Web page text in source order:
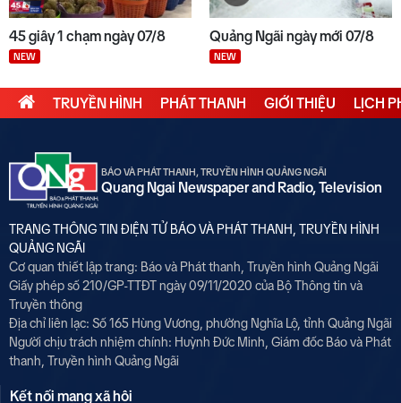
45 giây 1 chạm ngày 07/8
NEW
Quảng Ngãi ngày mới 07/8
NEW
TRUYỀN HÌNH PHÁT THANH GIỚI THIỆU LỊCH
BÁO VÀ PHÁT THANH, TRUYỀN HÌNH QUẢNG NGÃI
Quang Ngai Newspaper and Radio, Television
TRANG THÔNG TIN ĐIỆN TỬ BÁO VÀ PHÁT THANH, TRUYỀN HÌNH
QUẢNG NGÃI
Cơ quan thiết lập trang: Báo và Phát thanh, Truyền hình Quảng Ngãi
Giấy phép số 210/GP-TTĐT ngày 09/11/2020 của Bộ Thông tin và
Truyền thông
Địa chỉ liên lạc: Số 165 Hùng Vương, phường Nghĩa Lộ, tỉnh Quảng Ngãi
Người chịu trách nhiệm chính: Huỳnh Đức Minh, Giám đốc Báo và Phát
thanh, Truyền hình Quảng Ngãi
Kết nối mạng xã hội